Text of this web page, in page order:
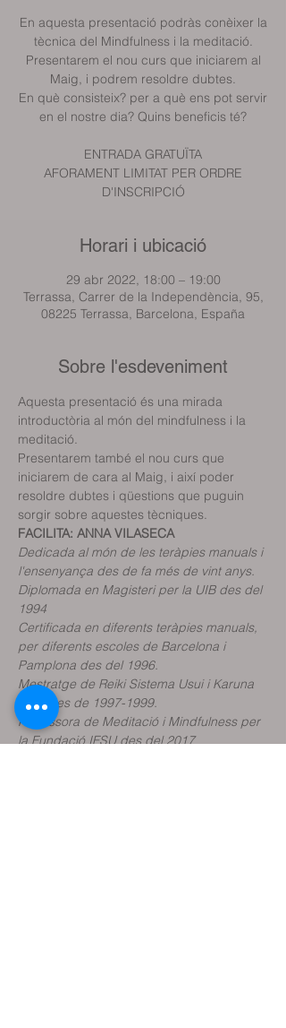
En aquesta presentació podràs conèixer la
tècnica del Mindfulness i la meditació.
Presentarem el nou curs que iniciarem al
Maig, i podrem resoldre dubtes.
En què consisteix? per a què ens pot servir
en el nostre dia? Quins beneficis té?
ENTRADA GRATUÏTA
AFORAMENT LIMITAT PER ORDRE
D'INSCRIPCIÓ
Horari i ubicació
29 abr 2022, 18:00 – 19:00
Terrassa, Carrer de la Independència, 95,
08225 Terrassa, Barcelona, España
Sobre l'esdeveniment
Aquesta presentació és una mirada
introductòria al món del mindfulness i la
meditació.
Presentarem també el nou curs que
iniciarem de cara al Maig, i així poder
resoldre dubtes i qüestions que puguin
sorgir sobre aquestes tècniques.
FACILITA: ANNA VILASECA
Dedicada al món de les teràpies manuals i
l'ensenyança des de fa més de vint anys.
Diplomada en Magisteri per la UIB des del
1994
Certificada en diferents teràpies manuals,
per diferents escoles de Barcelona i
Pamplona des del 1996.
Mestratge de Reiki Sistema Usui i Karuna
Reiki des de 1997-1999.
Professora de Meditació i Mindfulness per
la Fundació IFSU des del 2017